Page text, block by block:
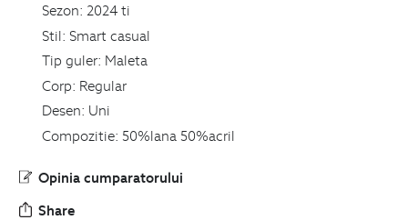
Sezon: 2024 ti
Stil: Smart casual
Tip guler: Maleta
Corp: Regular
Desen: Uni
Compozitie: 50%lana 50%acril
Opinia cumparatorului
Share